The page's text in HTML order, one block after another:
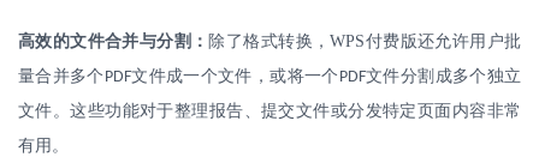
高效的文件合并与分割： 除了格式转换，WPS付费版还允许用户批
量合并多个 PDF文件成一个文件，或将一个 PDF文件分割成多个独立
文件。这些功能对于整理报告、提交文件或分发特定页面内容非常
有用。